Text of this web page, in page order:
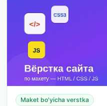
Maket bo'yicha verstka